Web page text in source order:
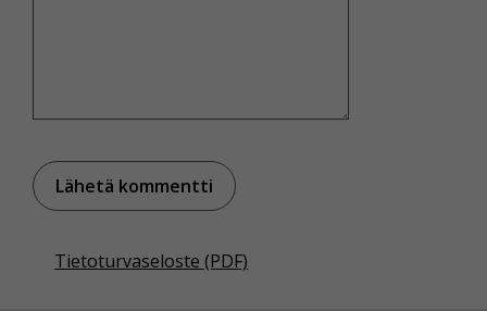
Tietoturvaseloste (PDF)